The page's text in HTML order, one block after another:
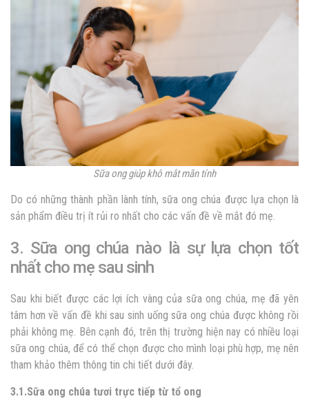
Sữa ong giúp khô mắt mãn tính
Do có những thành phần lành tính, sữa ong chúa được lựa chọn là
sản phẩm điều trị ít rủi ro nhất cho các vấn đề về mắt đó mẹ.
3. Sữa ong chúa nào là sự lựa chọn tốt
nhất cho mẹ sau sinh
Sau khi biết được các lợi ích vàng của sữa ong chúa, mẹ đã yên
tâm hơn về vấn đề khi sau sinh uống sữa ong chúa được không rồi
phải không mẹ. Bên cạnh đó, trên thị trường hiện nay có nhiều loại
sữa ong chúa, để có thể chọn được cho mình loại phù hợp, mẹ nên
tham khảo thêm thông tin chi tiết dưới đây.
3.1.Sữa ong chúa tươi trực tiếp từ tổ ong